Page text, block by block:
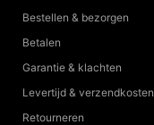
Bestellen & bezorgen
Betalen
Garantie & klachten
Levertijd & verzendkosten
Retourneren